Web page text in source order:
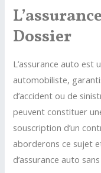
Dossier
L’assurance auto
automobiliste,
d’accident ou de
peuvent constituer
souscription d’un
aborderons ce sujet
d’assurance auto